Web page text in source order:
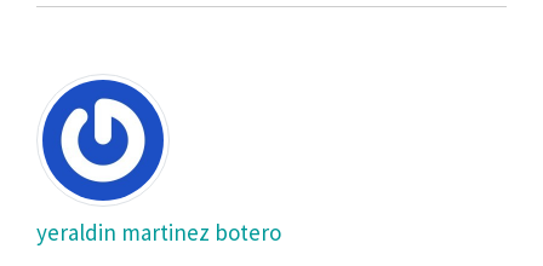
yeraldin martinez botero